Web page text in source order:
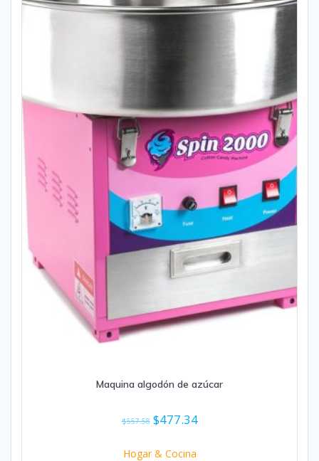
Maquina algodón de azúcar
$557.58 El
original
$477.34El
Hogar & Cocina